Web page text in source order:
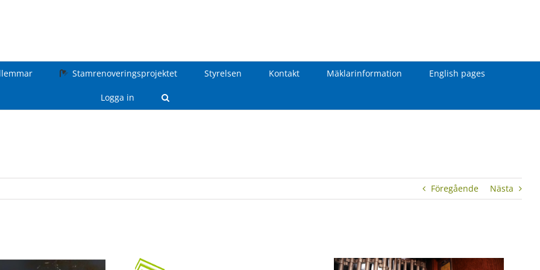
Stamrenoveringsprojektet Styrelsen Kontakt Mäklarinformation English pages
Logga in
Föregående Nästa